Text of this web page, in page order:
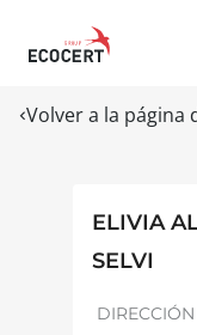
Volver a la página
ELIVIA
SELVI
DIRECCIÓN